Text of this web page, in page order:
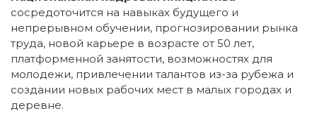
сосредоточится на навыках будущего и
непрерывном обучении, прогнозировании рынка
труда, новой карьере в возрасте от 50 лет,
платформенной занятости, возможностях для
молодежи, привлечении талантов из-за рубежа и
создании новых рабочих мест в малых городах и
деревне.